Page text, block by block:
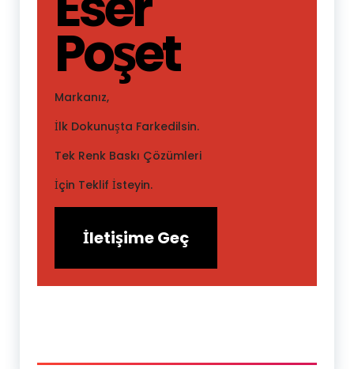
Poşet
Markanız,
İlk Dokunuşta Farkedilsin.
Tek Renk Baskı Çözümleri
İçin Teklif İsteyin.
İletişime Geç